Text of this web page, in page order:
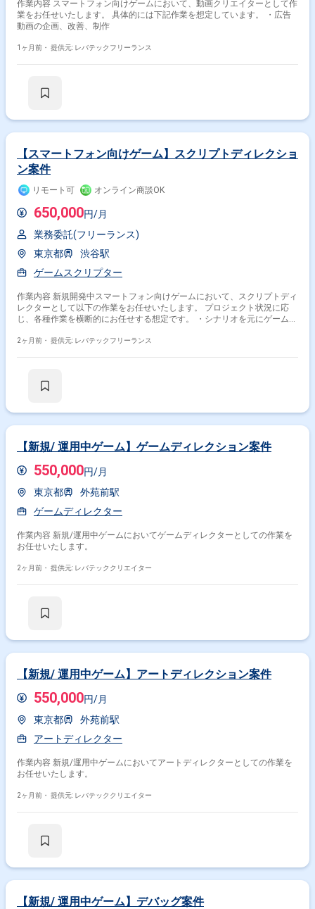
作業内容 スマートフォン向けゲームにおいて、動画クリエイターとして作
業をお任せいたします。 具体的には下記作業を想定しています。 ・広告
動画の企画、改善、制作
1ヶ月前・ 提供元: レバテックフリーランス
【スマートフォン向けゲーム】スクリプトディレクショ
ン案件
リモート可 オンライン商談OK
650,000円/月
業務委託(フリーランス)
東京都
渋谷駅
ゲームスクリプター
作業内容 新規開発中スマートフォン向けゲームにおいて、スクリプトディ
レクターとして以下の作業をお任せいたします。 プロジェクト状況に応
じ、各種作業を横断的にお任せする想定です。 ・シナリオを元にゲームス
スクリプト制作のスケジュール管理 ・外注、他のスクリプターの制作物の
2ヶ月前・ 提供元: レバテックフリーランス
【新規/ 運用中ゲーム】ゲームディレクション案件
550,000円/月
東京都
外苑前駅
ゲームディレクター
作業内容 新規/運用中ゲームにおいてゲームディレクターとしての作業を
お任せいたします。
2ヶ月前・ 提供元: レバテッククリエイター
【新規/ 運用中ゲーム】アートディレクション案件
550,000円/月
東京都
外苑前駅
アートディレクター
作業内容 新規/運用中ゲームにおいてアートディレクターとしての作業を
お任せいたします。
2ヶ月前・ 提供元: レバテッククリエイター
【新規/ 運用中ゲーム】デバッグ案件